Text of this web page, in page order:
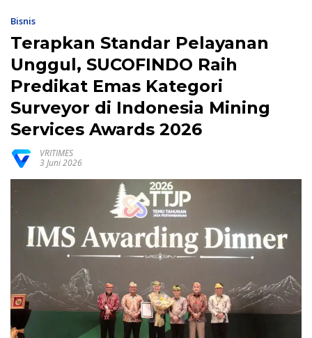
Bisnis
Terapkan Standar Pelayanan
Unggul, SUCOFINDO Raih
Predikat Emas Kategori
Surveyor di Indonesia Mining
Services Awards 2026
VRITIMES
3 Juni 2026